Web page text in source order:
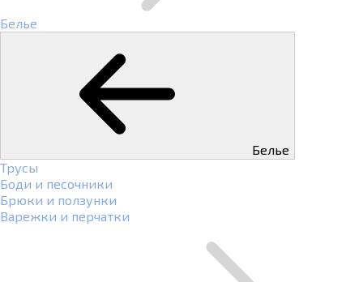
Белье
Белье
Трусы
Боди и песочники
Брюки и ползунки
Варежки и перчатки